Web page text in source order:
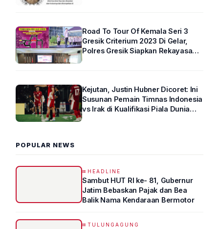
Road To Tour Of Kemala Seri 3
Gresik Criterium 2023 Di Gelar,
Polres Gresik Siapkan Rekayasa
Kejutan, Justin Hubner Dicoret: Ini
Susunan Pemain Timnas Indonesia
vs Irak di Kualifikasi Piala Dunia
POPULAR NEWS
HEADLINE
Sambut HUT RI ke- 81, Gubernur
Jatim Bebaskan Pajak dan Bea
Balik Nama Kendaraan Bermotor
TULUNGAGUNG